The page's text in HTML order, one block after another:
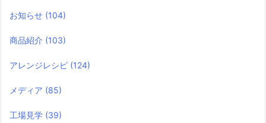
お知らせ (104)
商品紹介 (103)
アレンジレシピ (124)
メディア (85)
工場見学 (39)